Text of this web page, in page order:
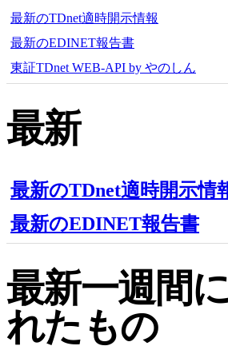
最新のTDnet適時開示情報
最新のEDINET報告書
東証TDnet WEB-API by やのしん
最新
最新のTDnet適時開示情
最新のEDINET報告書
最新一週間
れたもの